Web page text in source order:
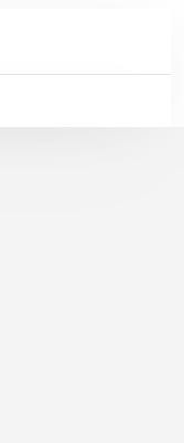
hinnanud 0 klienti